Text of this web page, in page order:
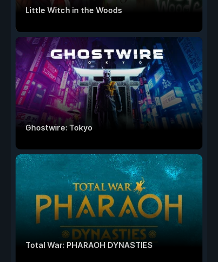
Little Witch in the Woods
Ghostwire: Tokyo
Total War: PHARAOH DYNASTIES